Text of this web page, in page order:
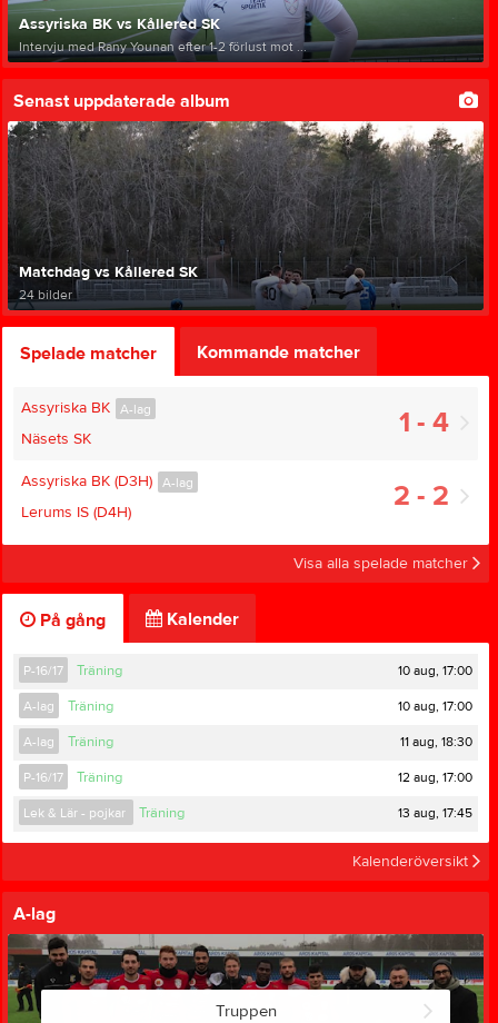
Assyriska BK vs Kållered SK
Intervju med Rany Younan efter 1-2 förlust mot ...
Senast uppdaterade album
Matchdag vs Kållered SK
24 bilder
Spelade matcher Kommande matcher
1 - 4
A-lag
Assyriska BK
Näsets SK
2 - 2
A-lag
Assyriska BK (D3H)
Lerums IS (D4H)
Visa alla spelade matcher
På gång Kalender
P-16/17 Träning 10 aug, 17:00
A-lag Träning 10 aug, 17:00
A-lag Träning 11 aug, 18:30
P-16/17 Träning 12 aug, 17:00
Lek & Lär - pojkar Träning 13 aug, 17:45
Kalenderöversikt
A-lag
Truppen